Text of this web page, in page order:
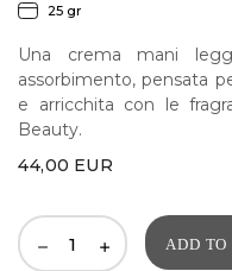
25 gr
Una crema mani
assorbimento, pensata
e arricchita con le
Beauty.
44,00 EUR
ADD TO